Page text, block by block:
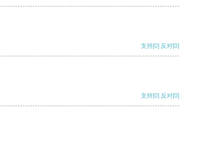
支持[0] 反对[0]
支持[0] 反对[0]